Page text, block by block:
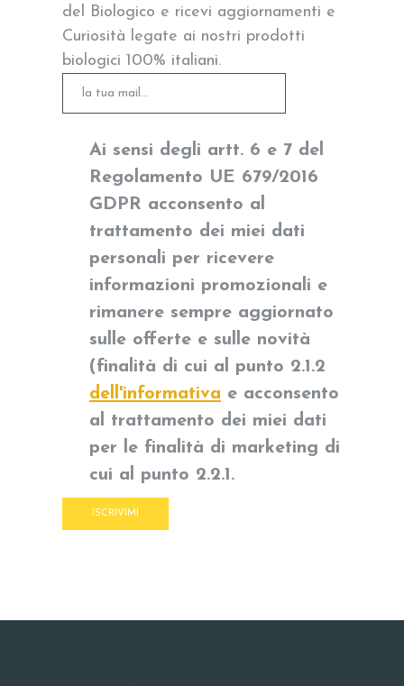
del Biologico e ricevi aggiornamenti e
Curiosità legate ai nostri prodotti
biologici 100% italiani.
Ai sensi degli artt. 6 e 7 del
Regolamento UE 679/2016
GDPR acconsento al
trattamento dei miei dati
personali per ricevere
informazioni promozionali e
rimanere sempre aggiornato
sulle offerte e sulle novità
(finalità di cui al punto 2.1.2
dell'informativa e acconsento
al trattamento dei miei dati
per le finalità di marketing di
cui al punto 2.2.1.